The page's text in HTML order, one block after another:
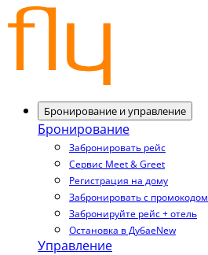
Бронирование и управление
Бронирование
Забронировать рейс
Сервис Meet & Greet
Регистрация на дому
Забронировать с промокодом
Забронируйте рейс + отель
Остановка в ДубаеNew
Управление